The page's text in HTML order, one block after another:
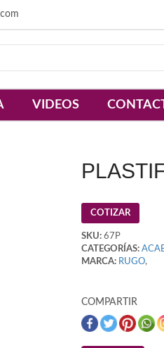
VIDEOS
COTIZAR
SKU:67P
CATEGORÍAS:
MARCA: RUGO,
COMPARTIR